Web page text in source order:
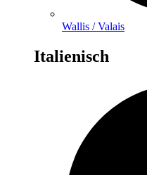
Wallis / Valais
Italienisch